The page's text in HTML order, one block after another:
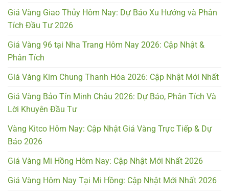
Giá Vàng Giao Thủy Hôm Nay: Dự Báo Xu Hướng và Phân
Tích Đầu Tư 2026
Giá Vàng 96 tại Nha Trang Hôm Nay 2026: Cập Nhật &
Phân Tích
Giá Vàng Kim Chung Thanh Hóa 2026: Cập Nhật Mới Nhất
Giá Vàng Bảo Tín Minh Châu 2026: Dự Báo, Phân Tích Và
Lời Khuyên Đầu Tư
Vàng Kitco Hôm Nay: Cập Nhật Giá Vàng Trực Tiếp & Dự
Báo 2026
Giá Vàng Mi Hồng Hôm Nay: Cập Nhật Mới Nhất 2026
Giá Vàng Hôm Nay Tại Mi Hồng: Cập Nhật Mới Nhất 2026